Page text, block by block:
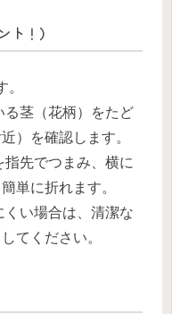
！）
る茎（花柄）をたど
）を確認します。
指先でつまみ、横に
単に折れます。
くい場合は、清潔な
てください。